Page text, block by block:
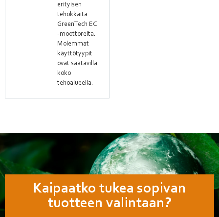
erityisen
tehokkaita
GreenTech EC
-moottoreita.
Molemmat
käyttötyypit
ovat saatavilla
koko
tehoalueella.
Kaipaatko tukea sopivan
tuotteen valintaan?